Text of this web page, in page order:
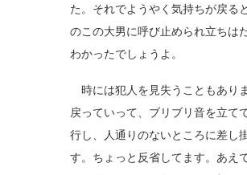
た。それでようやく気持ちが戻る
のこの大男に呼び止められ立ちは
わかったでしょうよ。
時には犯人を見失うこともあり
戻っていって、ブリブリ音を立て
行し、人通りのないところに差し
す。ちょっと反省してます。あえ